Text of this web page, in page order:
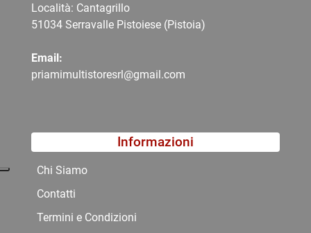
Località: Cantagrillo
51034 Serravalle Pistoiese (Pistoia)
Email:
priamimultistoresrl@gmail.com
Informazioni
Chi Siamo
Contatti
Termini e Condizioni